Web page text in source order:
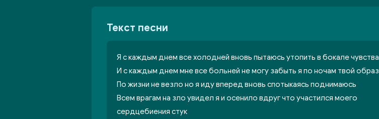
Текст песни
Я с каждым днем все холодней вновь пытаюсь утопить в бокале чувства
И с каждым днем мне все больней не могу забыть я по ночам твой образ
По жизни не везло но я иду вперед вновь спотыкаясь поднимаюсь
Всем врагам на зло увидел я и осенило вдруг что участился моего
сердцебиения стук